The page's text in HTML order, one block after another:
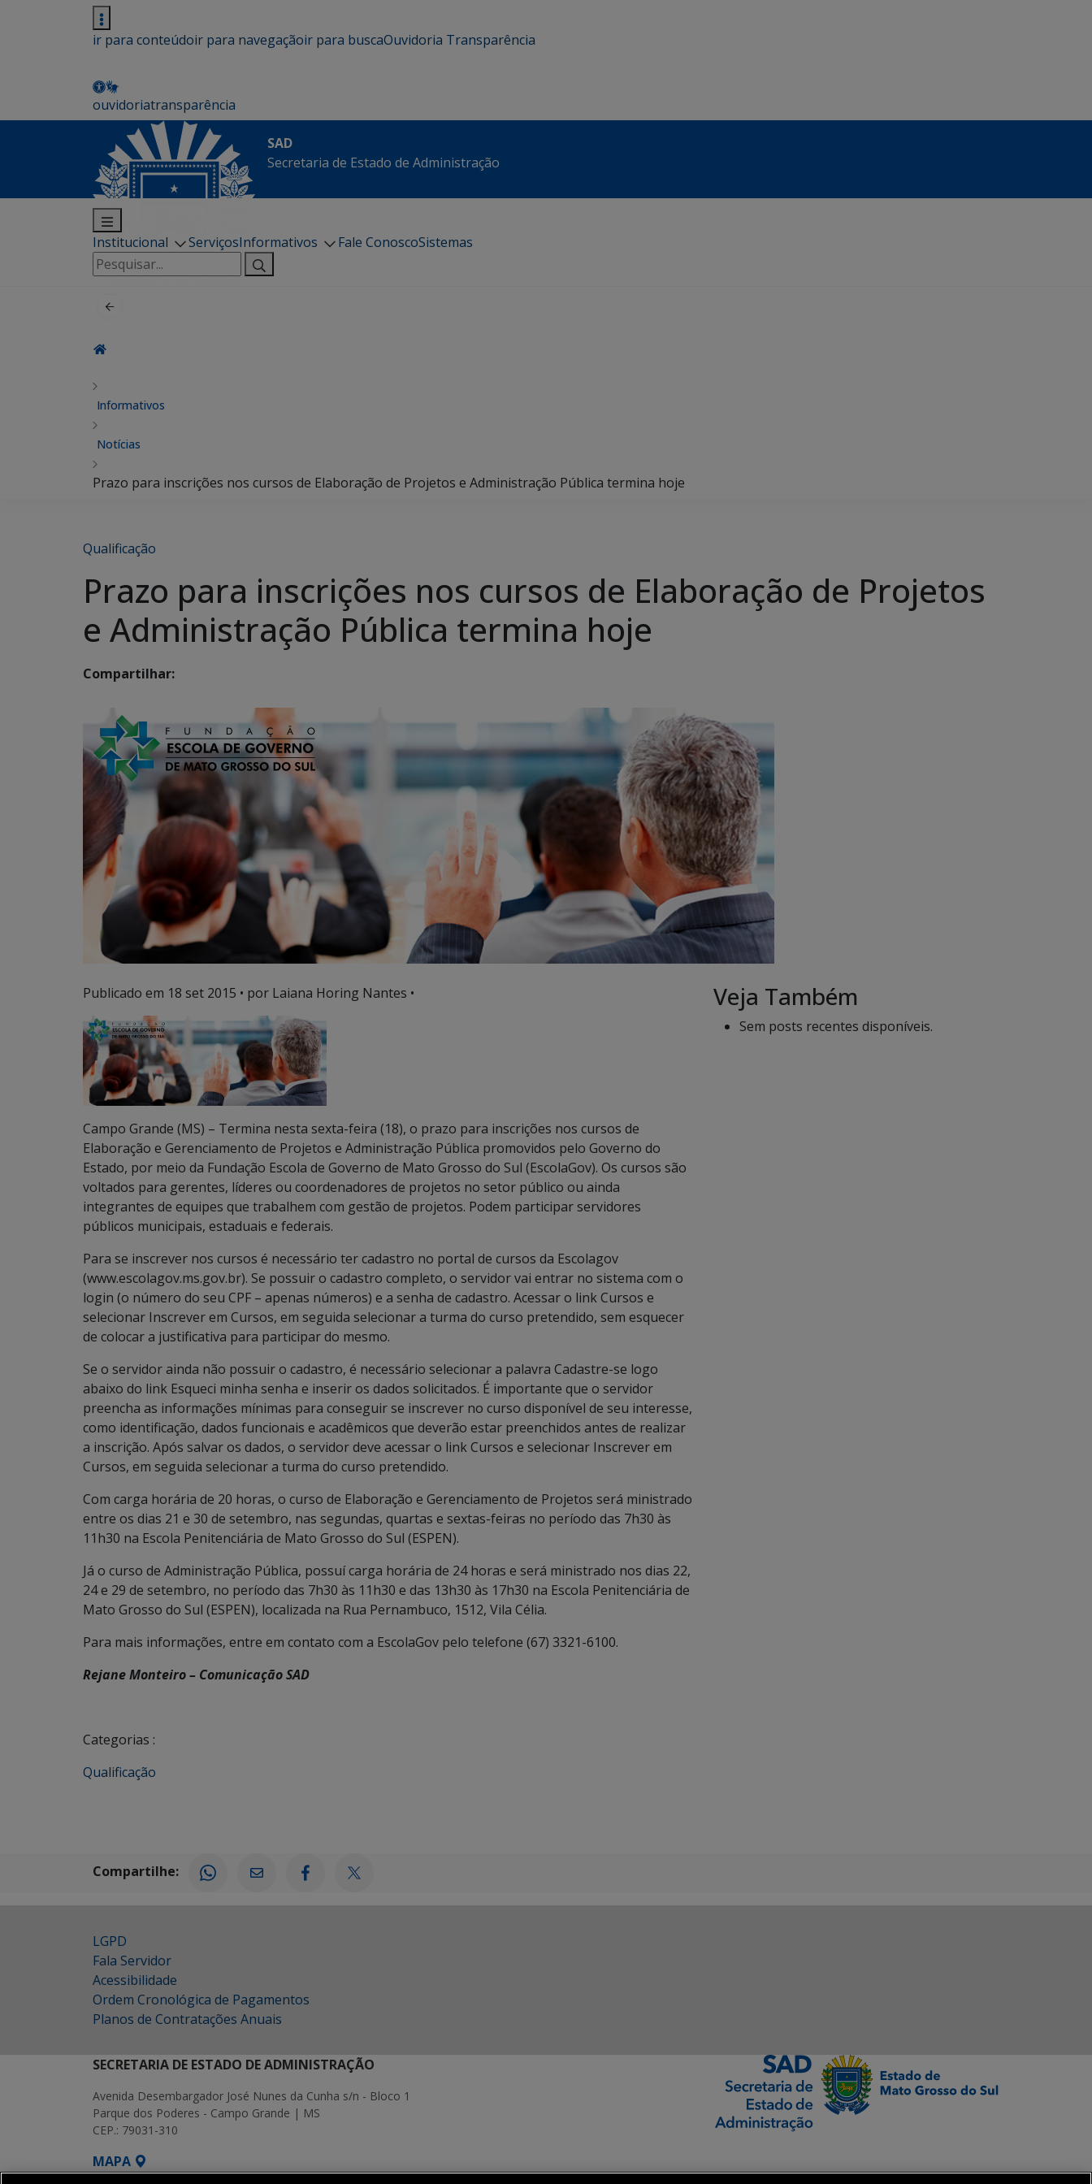
ir para conteúdoir para navegaçãoir para buscaOuvidoria Transparência
ouvidoriatransparência
SAD
Secretaria de Estado de Administração
Institucional ServiçosInformativos Fale ConoscoSistemas
Pesquisar
por:
Informativos
Notícias
Prazo para inscrições nos cursos de Elaboração de Projetos e Administração Pública termina hoje
Qualificação
Prazo para inscrições nos cursos de Elaboração de Projetos
e Administração Pública termina hoje
Compartilhar:
Publicado em 18 set 2015 • por Laiana Horing Nantes •
Campo Grande (MS) – Termina nesta sexta-feira (18), o prazo para inscrições nos cursos de
Elaboração e Gerenciamento de Projetos e Administração Pública promovidos pelo Governo do
Estado, por meio da Fundação Escola de Governo de Mato Grosso do Sul (EscolaGov). Os cursos são
voltados para gerentes, líderes ou coordenadores de projetos no setor público ou ainda
integrantes de equipes que trabalhem com gestão de projetos. Podem participar servidores
públicos municipais, estaduais e federais.
Para se inscrever nos cursos é necessário ter cadastro no portal de cursos da Escolagov
(www.escolagov.ms.gov.br). Se possuir o cadastro completo, o servidor vai entrar no sistema com o
login (o número do seu CPF – apenas números) e a senha de cadastro. Acessar o link Cursos e
selecionar Inscrever em Cursos, em seguida selecionar a turma do curso pretendido, sem esquecer
de colocar a justificativa para participar do mesmo.
Se o servidor ainda não possuir o cadastro, é necessário selecionar a palavra Cadastre-se logo
abaixo do link Esqueci minha senha e inserir os dados solicitados. É importante que o servidor
preencha as informações mínimas para conseguir se inscrever no curso disponível de seu interesse,
como identificação, dados funcionais e acadêmicos que deverão estar preenchidos antes de realizar
a inscrição. Após salvar os dados, o servidor deve acessar o link Cursos e selecionar Inscrever em
Cursos, em seguida selecionar a turma do curso pretendido.
Com carga horária de 20 horas, o curso de Elaboração e Gerenciamento de Projetos será ministrado
entre os dias 21 e 30 de setembro, nas segundas, quartas e sextas-feiras no período das 7h30 às
11h30 na Escola Penitenciária de Mato Grosso do Sul (ESPEN).
Já o curso de Administração Pública, possuí carga horária de 24 horas e será ministrado nos dias 22,
24 e 29 de setembro, no período das 7h30 às 11h30 e das 13h30 às 17h30 na Escola Penitenciária de
Mato Grosso do Sul (ESPEN), localizada na Rua Pernambuco, 1512, Vila Célia.
Para mais informações, entre em contato com a EscolaGov pelo telefone (67) 3321-6100.
Rejane Monteiro – Comunicação SAD
Categorias :
Qualificação
Veja Também
Sem posts recentes disponíveis.
Compartilhe:
LGPD
Fala Servidor
Acessibilidade
Ordem Cronológica de Pagamentos
Planos de Contratações Anuais
SECRETARIA DE ESTADO DE ADMINISTRAÇÃO
Avenida Desembargador José Nunes da Cunha s/n - Bloco 1
Parque dos Poderes - Campo Grande | MS
CEP.: 79031-310
MAPA